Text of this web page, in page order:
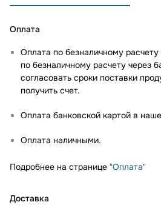
Оплата
Оплата по безналичному
по безналичному расчету через
согласовать сроки поставки
получить счет.
Оплата банковской картой в
Оплата наличными.
Подробнее на странице "Оплата"
Доставка